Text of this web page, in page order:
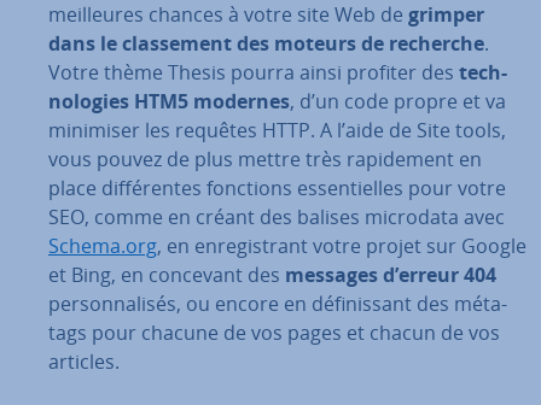
meil­leures chances à votre site Web de grimper
dans le clas­se­ment des moteurs de recherche.
Votre thème Thesis pourra ainsi profiter des tech­
no­lo­gies HTM5 modernes, d’un code propre et va
minimiser les requêtes HTTP. A l’aide de Site tools,
vous pouvez de plus mettre très ra­pi­de­ment en
place dif­fé­rentes fonctions es­sen­tielles pour votre
SEO, comme en créant des balises microdata avec
Schema.org, en en­re­gis­trant votre projet sur Google
et Bing, en concevant des messages d’erreur 404
per­son­na­li­sés, ou encore en dé­fi­nis­sant des méta-
tags pour chacune de vos pages et chacun de vos
articles.